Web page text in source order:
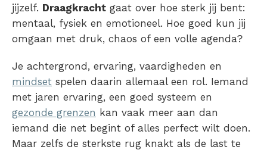
jijzelf. Draagkracht gaat over hoe sterk jij bent:
mentaal, fysiek en emotioneel. Hoe goed kun jij
omgaan met druk, chaos of een volle agenda?
Je achtergrond, ervaring, vaardigheden en
mindset spelen daarin allemaal een rol. Iemand
met jaren ervaring, een goed systeem en
gezonde grenzen kan vaak meer aan dan
iemand die net begint of alles perfect wilt doen.
Maar zelfs de sterkste rug knakt als de last te